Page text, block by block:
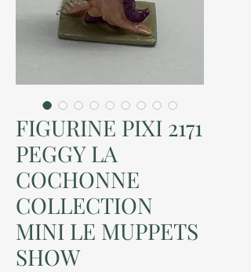
FIGURINE PIXI 2171
PEGGY LA
COCHONNE
COLLECTION
MINI LE MUPPETS
SHOW